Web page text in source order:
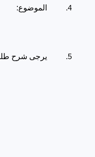
الموضوع:
يرجى شرح